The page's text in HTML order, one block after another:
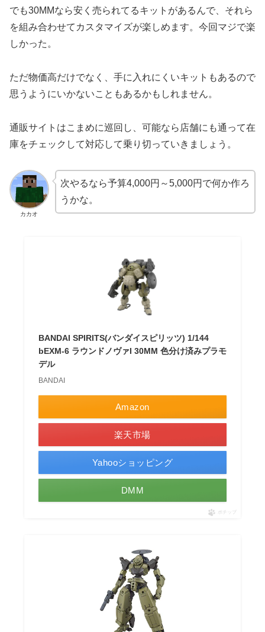
でも30MMなら安く売られてるキットがあるんで、それら
を組み合わせてカスタマイズが楽しめます。今回マジで楽
しかった。
ただ物価高だけでなく、手に入れにくいキットもあるので
思うようにいかないこともあるかもしれません。
通販サイトはこまめに巡回し、可能なら店舗にも通って在
庫をチェックして対応して乗り切っていきましょう。
カカオ
次やるなら予算4,000円～5,000円で何か作ろ
うかな。
BANDAI SPIRITS(バンダイスピリッツ) 1/144
bEXM-6 ラウンドノヴァI 30MM 色分け済みプラモ
デル
BANDAI
Amazon
楽天市場
Yahooショッピング
DMM
ポチップ